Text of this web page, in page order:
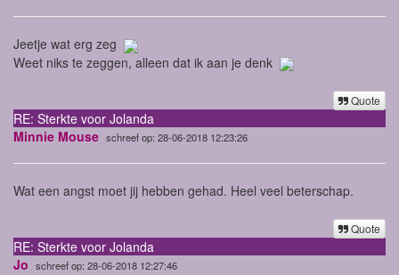
Jeetje wat erg zeg
Weet niks te zeggen, alleen dat ik aan je denk
Quote
RE: Sterkte voor Jolanda
Minnie Mouse schreef op: 28-06-2018 12:23:26
Wat een angst moet jij hebben gehad. Heel veel beterschap.
Quote
RE: Sterkte voor Jolanda
Jo schreef op: 28-06-2018 12:27:46